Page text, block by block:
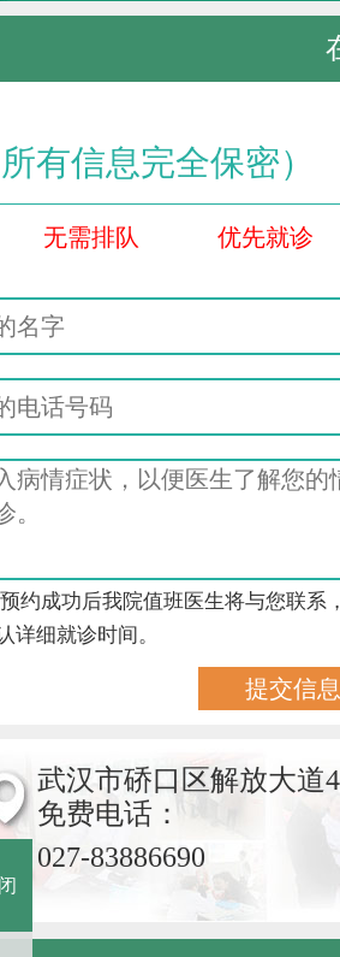
所有信息完全保密）
无需排队 优先就诊
预约成功后我院值班医生将与您联系
详细就诊时间。
武汉市硚口区解放大道
免费电话：
027-83886690